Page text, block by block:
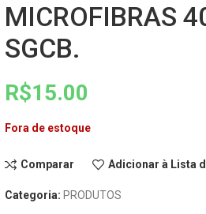
MICROFIBRAS
SGCB.
R$15.00
Fora de estoque
Comparar Adicionar à Lista
Categoria: PRODUTOS